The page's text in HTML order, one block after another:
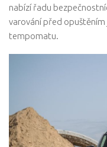
nabízí řadu
varování před
tempomatu.